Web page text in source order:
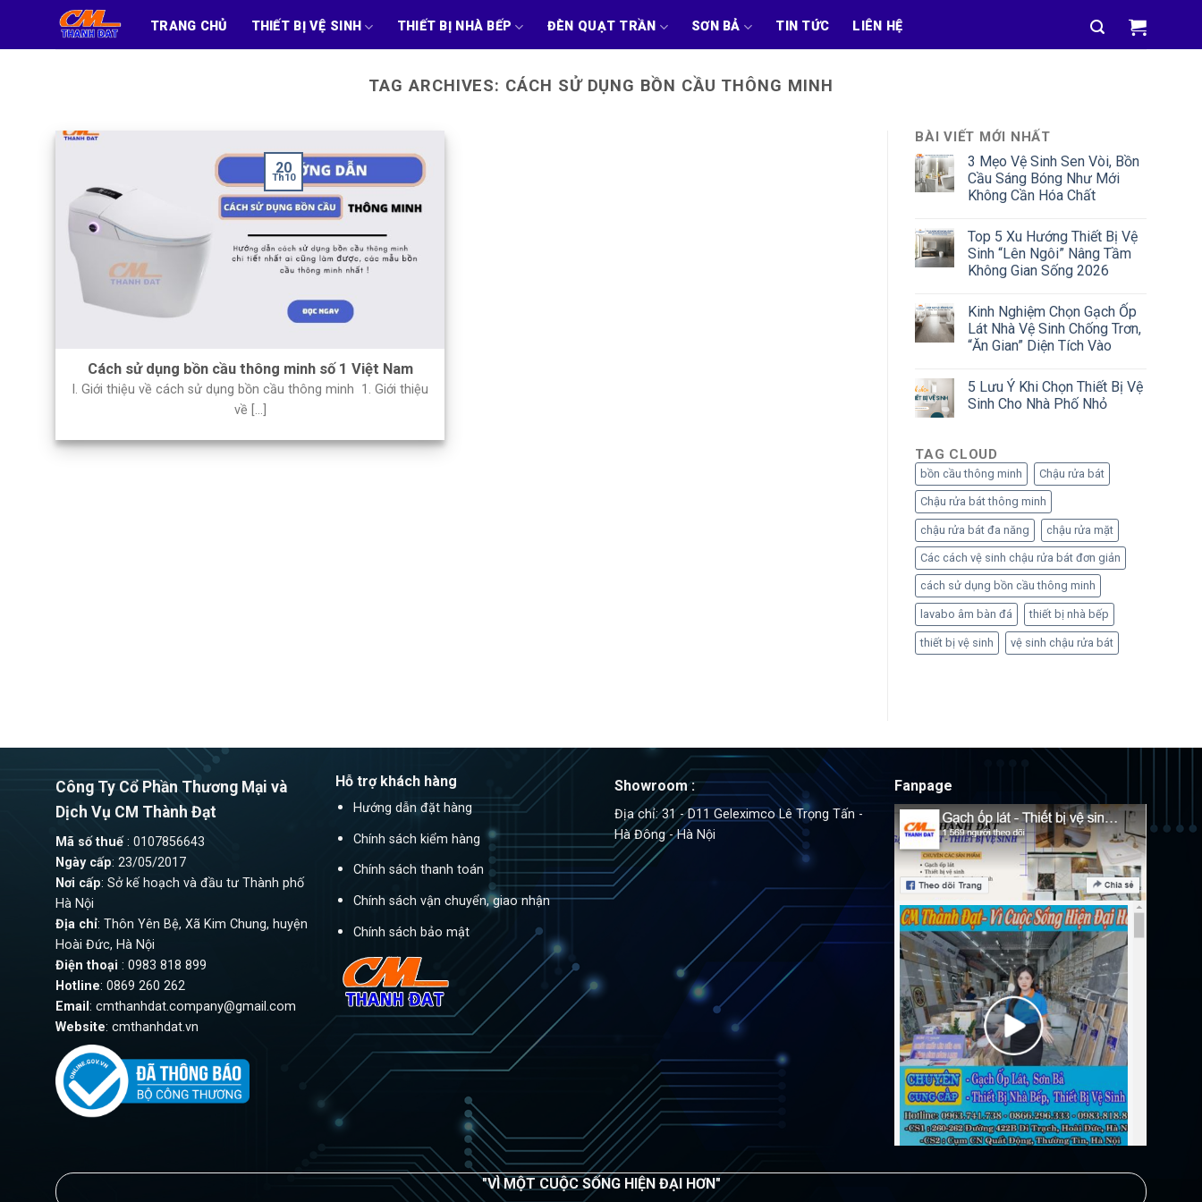
content
TRANG CHỦ THIẾT BỊ VỆ SINH THIẾT BỊ NHÀ BẾP ĐÈN QUẠT TRẦN SƠN BẢ TIN TỨC LIÊN HỆ
TAG ARCHIVES: CÁCH SỬ DỤNG BỒN CẦU THÔNG MINH
Cách sử dụng bồn cầu thông minh số 1 Việt Nam
I. Giới thiệu về cách sử dụng bồn cầu thông minh 1. Giới thiệu
về [...]
20
Th10
BÀI VIẾT MỚI NHẤT
3 Mẹo Vệ Sinh Sen Vòi, Bồn
Cầu Sáng Bóng Như Mới
Không Cần Hóa Chất
Top 5 Xu Hướng Thiết Bị Vệ
Sinh “Lên Ngôi” Nâng Tầm
Không Gian Sống 2026
Kinh Nghiệm Chọn Gạch Ốp
Lát Nhà Vệ Sinh Chống Trơn,
“Ăn Gian” Diện Tích Vào
5 Lưu Ý Khi Chọn Thiết Bị Vệ
Sinh Cho Nhà Phố Nhỏ
TAG CLOUD
bồn cầu thông minh Chậu rửa bát
Chậu rửa bát thông minh
chậu rửa bát đa năng chậu rửa mặt
Các cách vệ sinh chậu rửa bát đơn giản
cách sử dụng bồn cầu thông minh
lavabo âm bàn đá thiết bị nhà bếp
thiết bị vệ sinh vệ sinh chậu rửa bát
Công Ty Cổ Phần Thương Mại và
Dịch Vụ CM Thành Đạt
Mã số thuế : 0107856643
Ngày cấp: 23/05/2017
Nơi cấp: Sở kế hoạch và đầu tư Thành phố
Hà Nội
Địa chỉ: Thôn Yên Bệ, Xã Kim Chung, huyện
Hoài Đức, Hà Nội
Điện thoại : 0983 818 899
Hotline: 0869 260 262
Email : cmthanhdat.company@gmail.com
Website: cmthanhdat.vn
Hỗ trợ khách hàng
Hướng dẫn đặt hàng
Chính sách kiểm hàng
Chính sách thanh toán
Chính sách vận chuyển, giao nhận
Chính sách bảo mật
Showroom :
Địa chỉ: 31 - D11 Geleximco Lê Trọng Tấn -
Hà Đông - Hà Nội
Fanpage
"VÌ MỘT CUỘC SỐNG HIỆN ĐẠI HƠN"